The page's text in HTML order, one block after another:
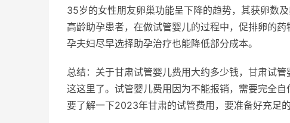
35岁的女性朋友卵巢功能呈下降的趋势，其获卵数
高龄助孕患者，在做试管婴儿的过程中，促排卵的
孕夫妇尽早选择助孕治疗也能降低部分成本。
总结：关于甘肃试管婴儿费用大约多少钱，甘肃试
这这里了。试管婴儿费用因为不能报销，需要完全
要了解一下2023年甘肃的试管费用，要准备好充足